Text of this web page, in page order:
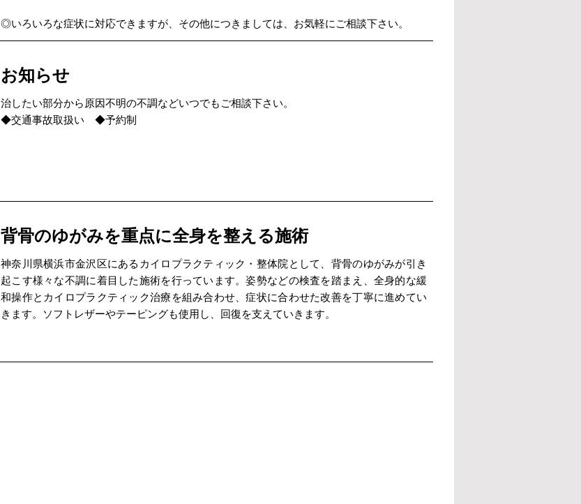
◎いろいろな症状に対応できますが、その他につきましては、お気軽にご相談下さい。
お知らせ
治したい部分から原因不明の不調などいつでもご相談下さい。
◆交通事故取扱い ◆予約制
背骨のゆがみを重点に全身を整える施術
神奈川県横浜市金沢区にあるカイロプラクティック・整体院として、背骨のゆがみが引き
起こす様々な不調に着目した施術を行っています。姿勢などの検査を踏まえ、全身的な緩
和操作とカイロプラクティック治療を組み合わせ、症状に合わせた改善を丁寧に進めてい
きます。ソフトレザーやテーピングも使用し、回復を支えていきます。